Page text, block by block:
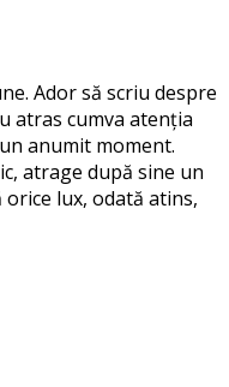
Ador să scriu despre
atras cumva atenția
anumit moment.
atrage după sine un
orice lux, odată atins,